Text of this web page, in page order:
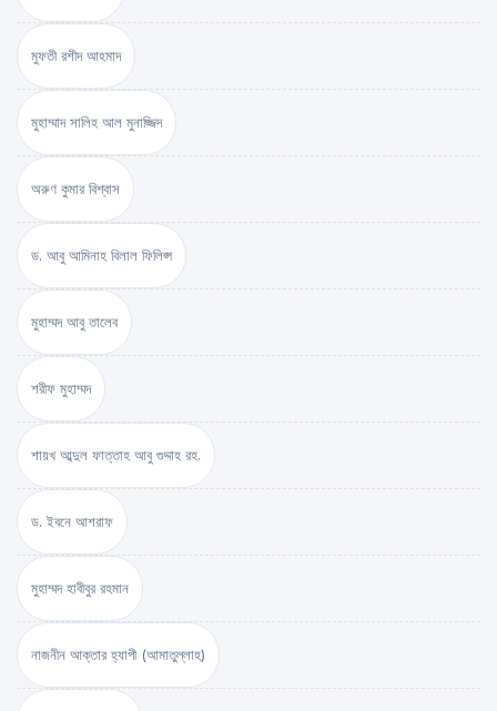
মুফতী রশীদ আহমাদ
মুহাম্মাদ সালিহ আল মুনাজ্জিদ
অরুণ কুমার বিশ্বাস
ড. আবু আমিনাহ বিলাল ফিলিপ্স
মুহাম্মদ আবু তালেব
শরীফ মুহাম্মদ
শায়খ আব্দুল ফাত্তাহ আবু গুদ্দাহ রহ.
ড. ইবনে আশরাফ
মুহাম্মদ হাবীবুর রহমান
নাজনীন আক্তার হ্যাপী (আমাতুল্লাহ)